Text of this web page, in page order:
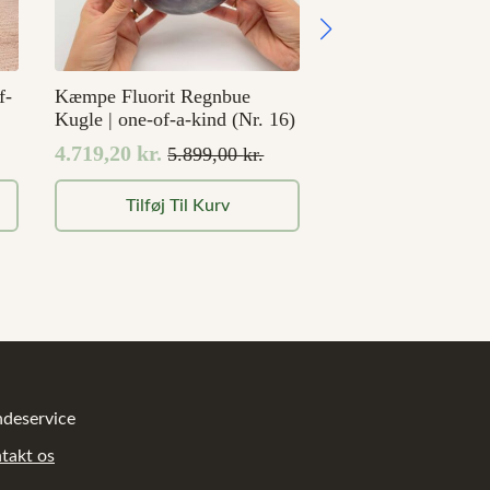
Kæmpe Fluorit Regnbue
Kugle | one-of-a-kind (Nr. 16)
5.899,00kr.
Den
oprindelige
4.719,20kr.
Den
aktuelle
Tilføj Til Kurv
os